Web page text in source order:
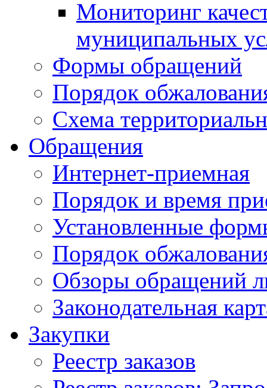
Мониторинг
муниципальных
Формы обращений
Порядок
Схема
Обращения
Интернет-приемная
Порядок и время
Установленные
Порядок
Обзоры обращений
Законодательная
Закупки
Реестр заказов